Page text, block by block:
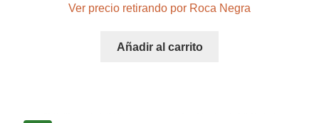
Ver precio retirando por Roca Negra
Añadir al carrito